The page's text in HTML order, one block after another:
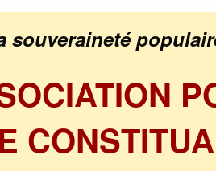
souveraineté